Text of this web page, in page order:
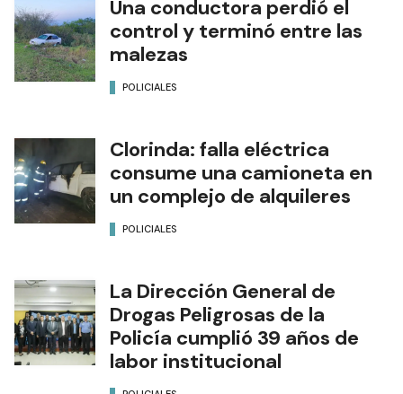
Una conductora perdió el
control y terminó entre las
malezas
POLICIALES
Clorinda: falla eléctrica
consume una camioneta en
un complejo de alquileres
POLICIALES
La Dirección General de
Drogas Peligrosas de la
Policía cumplió 39 años de
labor institucional